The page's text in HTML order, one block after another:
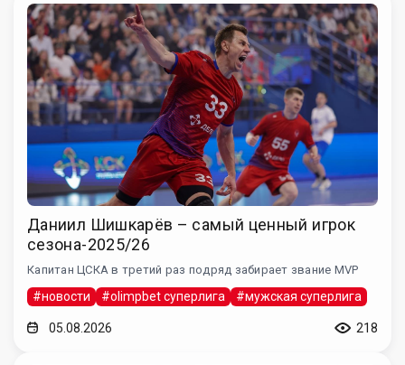
Даниил Шишкарёв – самый ценный игрок
сезона-2025/26
Капитан ЦСКА в третий раз подряд забирает звание MVP
#новости #olimpbet суперлига #мужская суперлига
05.08.2026 218